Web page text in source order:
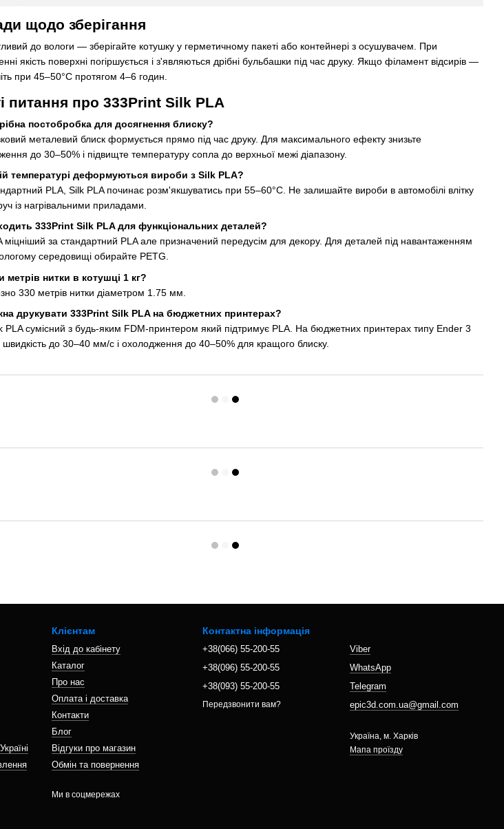
щодо зберігання
до вологи — зберігайте котушку у герметичному пакеті або контейнері з осушувачем. При
якість поверхні погіршується і з'являються дрібні бульбашки під час друку. Якщо філамент відсирів —
при 45–50°C протягом 4–6 годин.
питання про 333Print Silk PLA
постобробка для досягнення блиску?
металевий блиск формується прямо під час друку. Для максимального ефекту знизьте
до 30–50% і підвищте температуру сопла до верхньої межі діапазону.
температурі деформуються вироби з Silk PLA?
PLA, Silk PLA починає розм'якшуватись при 55–60°C. Не залишайте вироби в автомобілі влітку
із нагрівальними приладами.
333Print Silk PLA для функціональних деталей?
міцніший за стандартний PLA але призначений передусім для декору. Для деталей під навантаженням
середовищі обирайте PETG.
метрів нитки в котушці 1 кг?
330 метрів нитки діаметром 1.75 мм.
друкувати 333Print Silk PLA на бюджетних принтерах?
PLA сумісний з будь-яким FDM-принтером який підтримує PLA. На бюджетних принтерах типу Ender 3
швидкість до 30–40 мм/с і охолодження до 40–50% для кращого блиску.
Клієнтам
Вхід до кабінету
Каталог
Про нас
Оплата і доставка
Контакти
Блог
Відгуки про магазин
Обмін та повернення
Ми в соцмережах
Контактна інформація
+38(066) 55-200-55
+38(096) 55-200-55
+38(093) 55-200-55
Передзвонити вам?
Viber
WhatsApp
Telegram
epic3d.com.ua@gmail.com
Україна, м. Харків
Мапа проїзду